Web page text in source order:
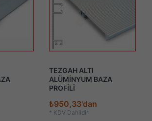
TEZGAH ALTI
ALÜMİNYUM BAZA
PROFİLİ
₺950,33'dan
* KDV Dahildir